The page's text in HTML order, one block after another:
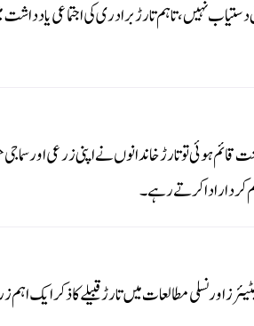
نہیں، تاہم تارڑ برادری کی اجتماعی یادداشت
ہوئی تو تارڑ خاندانوں نے اپنی زرعی اور
کردار ادا کرتے رہے۔
اور نسلی مطالعات میں تارڑ قبیلے کا ذکر ایک